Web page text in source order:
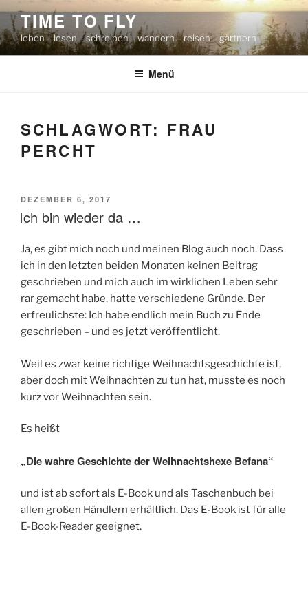
Zum
Inhalt
springen
TIME TO FLY
leben – lesen – schreiben – wandern – reisen – gärtnern
Menü
SCHLAGWORT: FRAU
PERCHT
VERÖFFENTLICHT
AM
DEZEMBER 6, 2017
Ich bin wieder da …
Ja, es gibt mich noch und meinen Blog auch noch. Dass
ich in den letzten beiden Monaten keinen Beitrag
geschrieben und mich auch im wirklichen Leben sehr
rar gemacht habe, hatte verschiedene Gründe. Der
erfreulichste: Ich habe endlich mein Buch zu Ende
geschrieben – und es jetzt veröffentlicht.
Weil es zwar keine richtige Weihnachtsgeschichte ist,
aber doch mit Weihnachten zu tun hat, musste es noch
kurz vor Weihnachten sein.
Es heißt
„Die wahre Geschichte der Weihnachtshexe Befana“
und ist ab sofort als E-Book und als Taschenbuch bei
allen großen Händlern erhältlich. Das E-Book ist für alle
E-Book-Reader geeignet.